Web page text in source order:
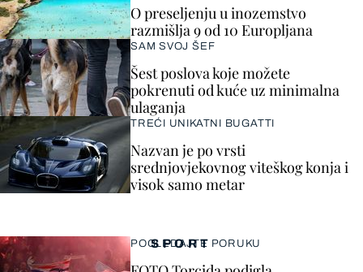
SPORT
POGLEDAJTE PORUKU
O preseljenju u inozemstvo
razmišlja 9 od 10 Europljana
SAM SVOJ ŠEF
Šest poslova koje možete
pokrenuti od kuće uz minimalna
ulaganja
TREĆI UNIKATNI BUGATTI
Nazvan je po vrsti
srednjovjekovnog viteškog konja i
visok samo metar